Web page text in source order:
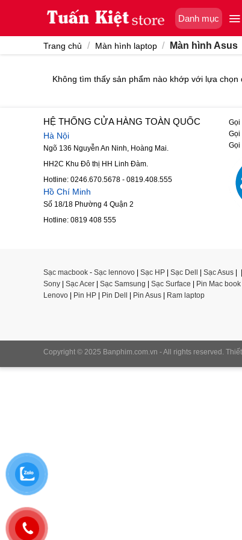
Danh mục
Trang chủ / Màn hình laptop / Màn hình Asus
Không tìm thấy sản phẩm nào khớp với lựa chọn
HỆ THỐNG CỬA HÀNG TOÀN QUỐC
Hà Nội
Ngõ 136 Nguyễn An Ninh, Hoàng Mai.
HH2C Khu Đô thị HH Linh Đàm.
Hotline: 0246.670.5678 - 0819.408.555
Hồ Chí Minh
Số 18/18 Phường 4 Quận 2
Hotline: 0819 408 555
Gọi
Gọi
Gọi
Sạc macbook - Sạc lennovo Sạc HP Sạc Dell Sạc Asus
Sony
Sạc Acer Sạc Samsung Sạc Surface Pin Mac book
Lenovo
Pin HP Pin Dell Pin Asus Ram laptop
Copyright © 2025 Banphim.com.vn - All rights reserved.